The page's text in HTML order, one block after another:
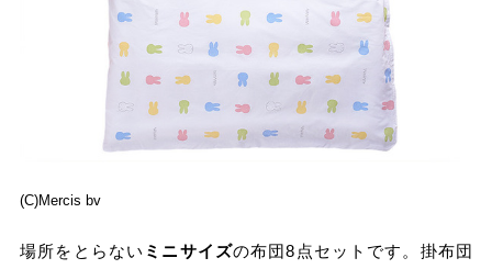
(C)Mercis bv
場所をとらない ミニサイズの布団8点セットです。掛布団